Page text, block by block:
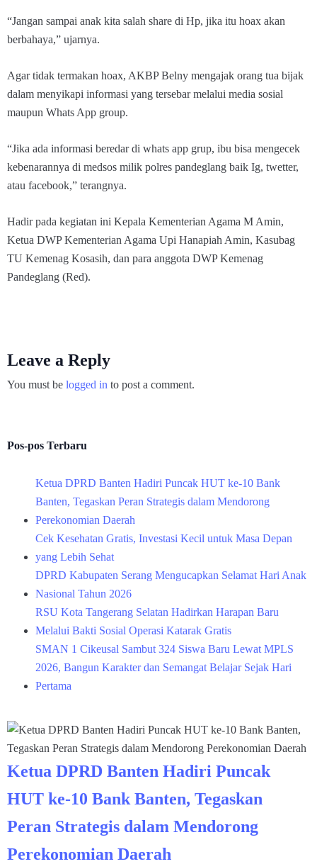
“Jangan sampai anak kita salah share di Hp, jika itu hoax akan
berbahaya,” ujarnya.
Agar tidak termakan hoax, AKBP Belny mengajak orang tua bijak
dalam menyikapi informasi yang tersebar melalui media sosial
maupun Whats App group.
“Jika ada informasi beredar di whats app grup, ibu bisa mengecek
kebenarannya di medsos milik polres pandeglang baik Ig, twetter,
atau facebook,” terangnya.
Hadir pada kegiatan ini Kepala Kementerian Agama M Amin,
Ketua DWP Kementerian Agama Upi Hanapiah Amin, Kasubag
TU Kemenag Kosasih, dan para anggota DWP Kemenag
Pandeglang (Red).
Leave a Reply
You must be logged in to post a comment.
Pos-pos Terbaru
Ketua DPRD Banten Hadiri Puncak HUT ke-10 Bank
Banten, Tegaskan Peran Strategis dalam Mendorong
Perekonomian Daerah
Cek Kesehatan Gratis, Investasi Kecil untuk Masa Depan
yang Lebih Sehat
DPRD Kabupaten Serang Mengucapkan Selamat Hari Anak
Nasional Tahun 2026
RSU Kota Tangerang Selatan Hadirkan Harapan Baru
Melalui Bakti Sosial Operasi Katarak Gratis
SMAN 1 Cikeusal Sambut 324 Siswa Baru Lewat MPLS
2026, Bangun Karakter dan Semangat Belajar Sejak Hari
Pertama
Ketua DPRD Banten Hadiri Puncak
HUT ke-10 Bank Banten, Tegaskan
Peran Strategis dalam Mendorong
Perekonomian Daerah